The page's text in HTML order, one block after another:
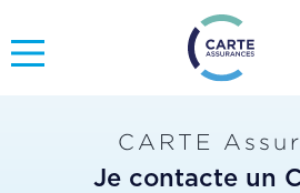
CARTE
Je contacte un